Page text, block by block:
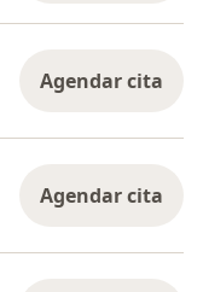
Agendar cita
Agendar cita